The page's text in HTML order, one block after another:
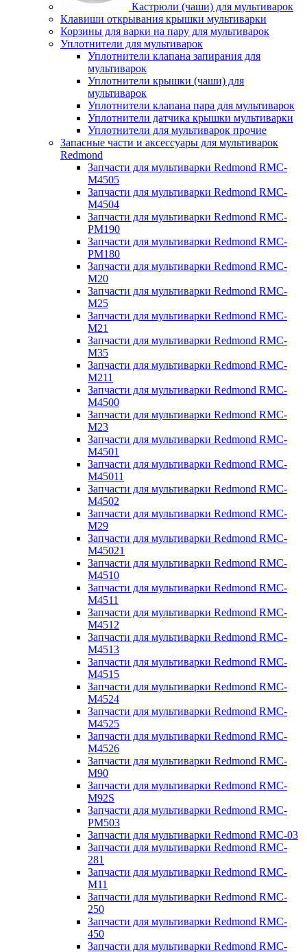
Кастрюли (чаши) для мультиварок
Клавиши открывания крышки мультиварки
Корзины для варки на пару для мультиварок
Уплотнители для мультиварок
Уплотнители клапана запирания для
мультиварок
Уплотнители крышки (чаши) для
мультиварок
Уплотнители клапана пара для мультиварок
Уплотнители датчика крышки мультиварки
Уплотнители для мультиварок прочие
Запасные части и аксессуары для мультиварок
Redmond
Запчасти для мультиварки Redmond RMC-
M4505
Запчасти для мультиварки Redmond RMC-
M4504
Запчасти для мультиварки Redmond RMC-
PM190
Запчасти для мультиварки Redmond RMC-
PM180
Запчасти для мультиварки Redmond RMC-
M20
Запчасти для мультиварки Redmond RMC-
M25
Запчасти для мультиварки Redmond RMC-
M21
Запчасти для мультиварки Redmond RMC-
M35
Запчасти для мультиварки Redmond RMC-
M211
Запчасти для мультиварки Redmond RMC-
M4500
Запчасти для мультиварки Redmond RMC-
M23
Запчасти для мультиварки Redmond RMC-
M4501
Запчасти для мультиварки Redmond RMC-
M45011
Запчасти для мультиварки Redmond RMC-
M4502
Запчасти для мультиварки Redmond RMC-
M29
Запчасти для мультиварки Redmond RMC-
M45021
Запчасти для мультиварки Redmond RMC-
M4510
Запчасти для мультиварки Redmond RMC-
M4511
Запчасти для мультиварки Redmond RMC-
M4512
Запчасти для мультиварки Redmond RMC-
M4513
Запчасти для мультиварки Redmond RMC-
M4515
Запчасти для мультиварки Redmond RMC-
M4524
Запчасти для мультиварки Redmond RMC-
M4525
Запчасти для мультиварки Redmond RMC-
M4526
Запчасти для мультиварки Redmond RMC-
M90
Запчасти для мультиварки Redmond RMC-
M92S
Запчасти для мультиварки Redmond RMC-
PM503
Запчасти для мультиварки Redmond RMC-03
Запчасти для мультиварки Redmond RMC-
281
Запчасти для мультиварки Redmond RMC-
M11
Запчасти для мультиварки Redmond RMC-
250
Запчасти для мультиварки Redmond RMC-
450
Запчасти для мультиварки Redmond RMC-